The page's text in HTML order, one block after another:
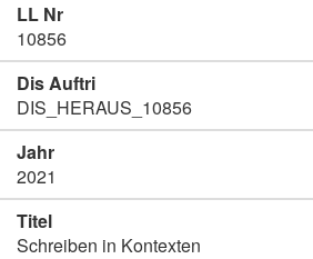
LL Nr
10856
Dis Auftri
DIS_HERAUS_10856
Jahr
2021
Titel
Schreiben in Kontexten